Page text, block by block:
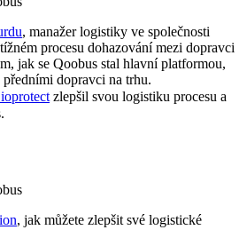
, manažer logistiky ve společnosti
procesu dohazování mezi dopravci
jak se Qoobus stal hlavní platformou,
dopravci na trhu.
zlepšil svou logistiku procesu a
, jak můžete zlepšit své logistické